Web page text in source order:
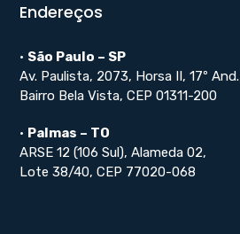
Endereços
• São Paulo – SP
Av. Paulista, 2073, Horsa II, 17º And.
Bairro Bela Vista, CEP 01311-200
• Palmas – TO
ARSE 12 (106 Sul), Alameda 02,
Lote 38/40, CEP 77020-068